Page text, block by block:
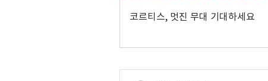
코르티스, 멋진 무대 기대하세요